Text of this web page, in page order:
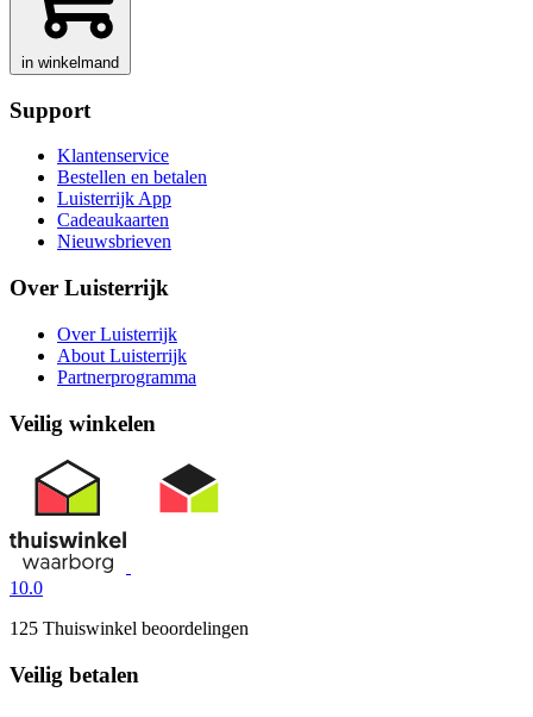
in winkelmand
Support
Klantenservice
Bestellen en betalen
Luisterrijk App
Cadeaukaarten
Nieuwsbrieven
Over Luisterrijk
Over Luisterrijk
About Luisterrijk
Partnerprogramma
Veilig winkelen
10.0
125 Thuiswinkel beoordelingen
Veilig betalen